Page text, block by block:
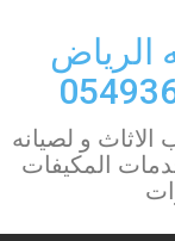
الرياض
و لصيانه
المكيفات